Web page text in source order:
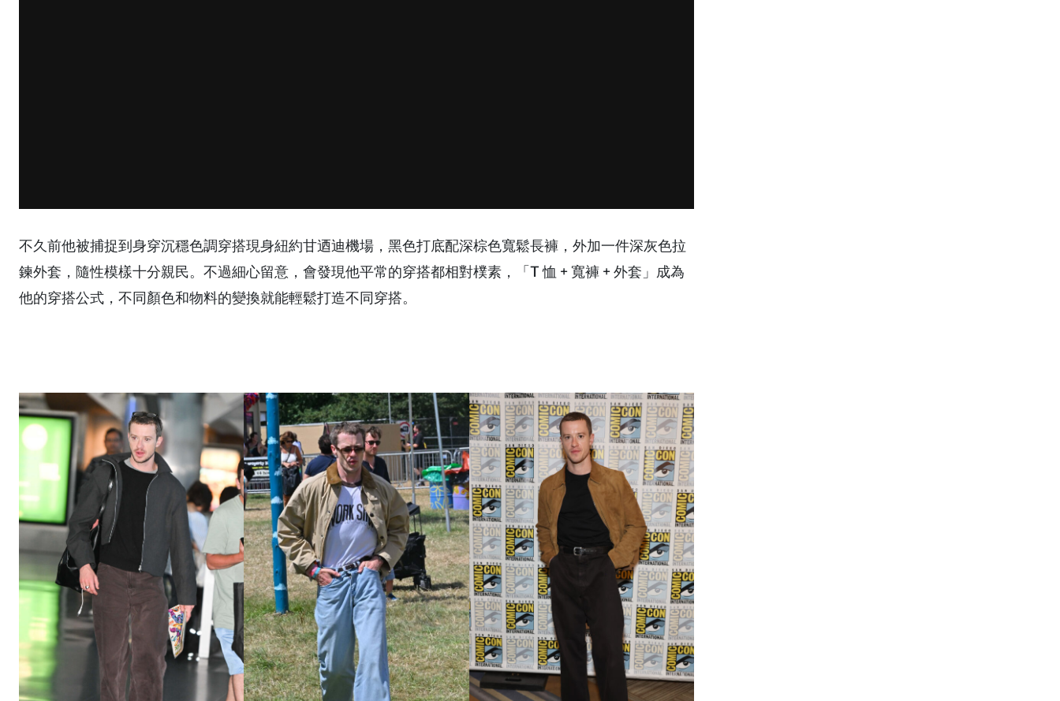
不久前他被捕捉到身穿沉穩色調穿搭現身紐約甘迺迪機場，黑色打底配深棕色寬鬆長褲，外加一件深灰色拉
鍊外套，隨性模樣十分親民。不過細心留意，會發現他平常的穿搭都相對樸素，「T 恤 + 寬褲 + 外套」成為
他的穿搭公式，不同顏色和物料的變換就能輕鬆打造不同穿搭。